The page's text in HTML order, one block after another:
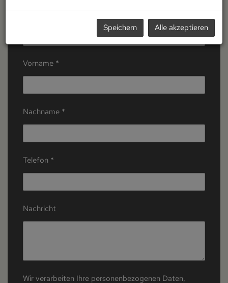
Vorname
Nachname
Telefon
Nachricht
Wir verarbeiten Ihre personenbezogenen Daten,
Speichern Alle akzeptieren